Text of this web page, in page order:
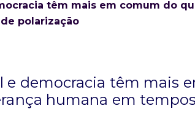
e democracia têm mais
humana em